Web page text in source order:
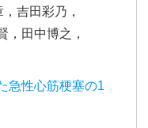
吉田彩乃，
田中博之，
急性心筋梗塞の1